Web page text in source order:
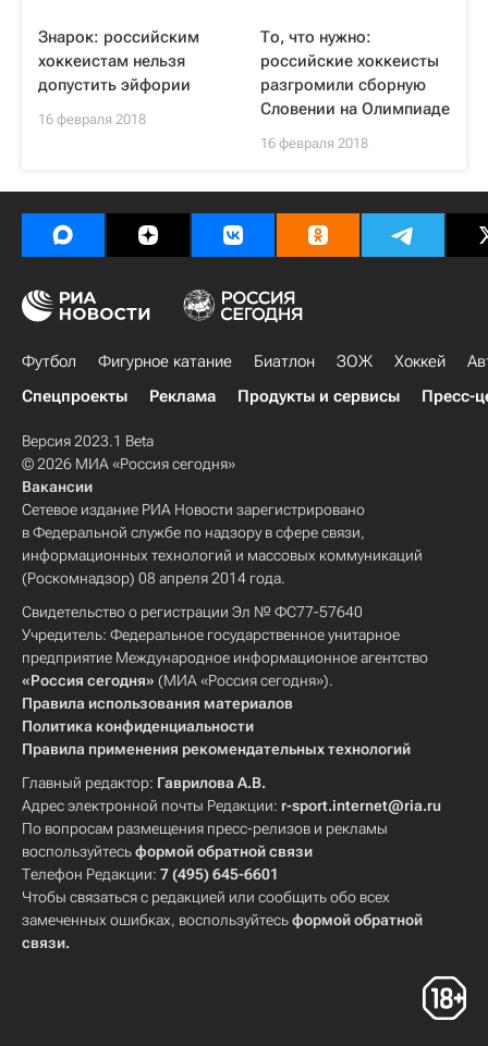
Знарок: российским
хоккеистам нельзя
допустить эйфории
16 февраля 2018
То, что нужно:
российские хоккеисты
разгромили сборную
Словении на Олимпиаде
16 февраля 2018
Футбол Фигурное катание Биатлон ЗОЖ Хоккей
Спецпроекты
Реклама Продукты и сервисы Пресс-
Версия 2023.1 Beta
© 2026 МИА «Россия сегодня»
Вакансии
Сетевое издание РИА Новости зарегистрировано
в Федеральной службе по надзору в сфере связи,
информационных технологий и массовых коммуникаций
(Роскомнадзор) 08 апреля 2014 года.
Свидетельство о регистрации Эл № ФС77-57640
Учредитель: Федеральное государственное унитарное
предприятие Международное информационное агентство
«Россия сегодня» (МИА «Россия сегодня»).
Правила использования материалов
Политика конфиденциальности
Правила применения рекомендательных технологий
Главный редактор: Гаврилова А.В.
Адрес электронной почты Редакции: r-sport.internet@ria.ru
По вопросам размещения пресс-релизов и рекламы
воспользуйтесьформой обратной связи
Телефон Редакции: 7 (495) 645-6601
Чтобы связаться с редакцией или сообщить обо всех
замеченных ошибках, воспользуйтесьформой обратной
связи.